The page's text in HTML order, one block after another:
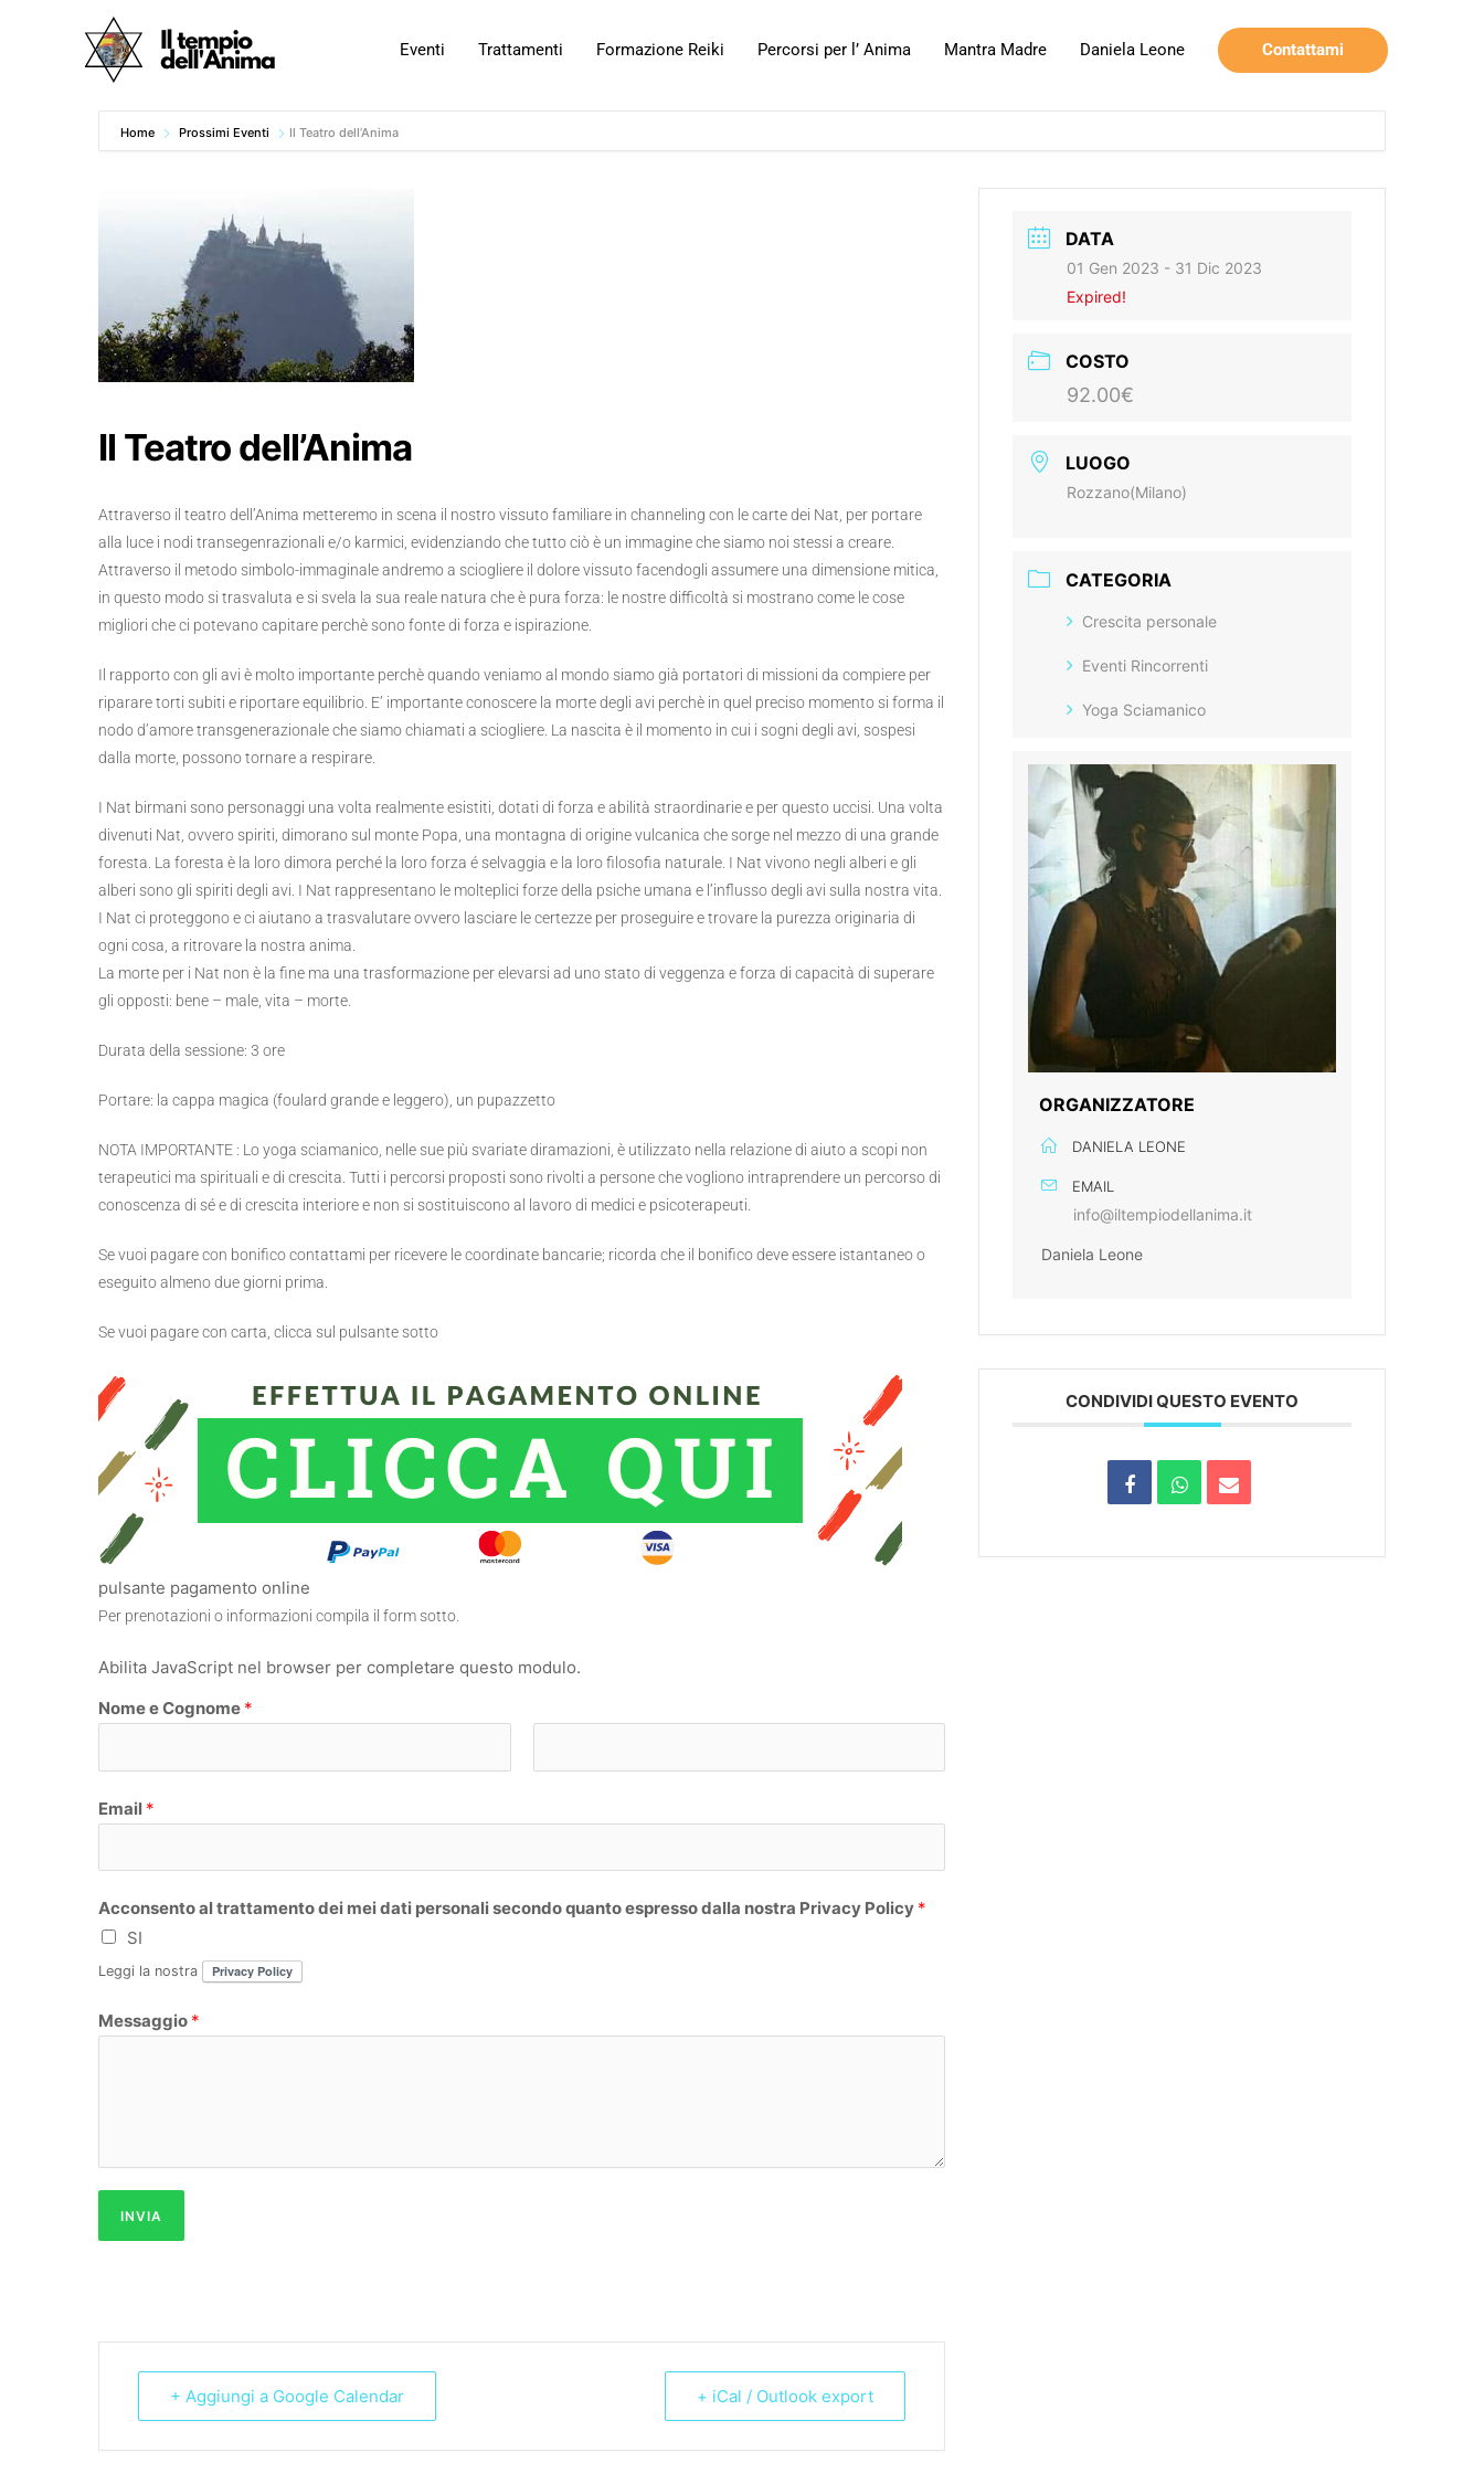
Eventi Trattamenti Formazione Reiki Percorsi per l’ Anima Mantra Madre Daniela Leone Contattami
Home Prossimi Eventi Il Teatro dell’Anima
Il Teatro dell’Anima
Attraverso il teatro dell’Anima metteremo in scena il nostro vissuto familiare in channeling con le carte dei Nat, per portare
alla luce i nodi transegenrazionali e/o karmici, evidenziando che tutto ciò è un immagine che siamo noi stessi a creare.
Attraverso il metodo simbolo-immaginale andremo a sciogliere il dolore vissuto facendogli assumere una dimensione mitica,
in questo modo si trasvaluta e si svela la sua reale natura che è pura forza: le nostre difficoltà si mostrano come le cose
migliori che ci potevano capitare perchè sono fonte di forza e ispirazione.
Il rapporto con gli avi è molto importante perchè quando veniamo al mondo siamo già portatori di missioni da compiere per
riparare torti subiti e riportare equilibrio. E’ importante conoscere la morte degli avi perchè in quel preciso momento si forma il
nodo d’amore transgenerazionale che siamo chiamati a sciogliere. La nascita è il momento in cui i sogni degli avi, sospesi
dalla morte, possono tornare a respirare.
I Nat birmani sono personaggi una volta realmente esistiti, dotati di forza e abilità straordinarie e per questo uccisi. Una volta
divenuti Nat, ovvero spiriti, dimorano sul monte Popa, una montagna di origine vulcanica che sorge nel mezzo di una grande
foresta. La foresta è la loro dimora perché la loro forza é selvaggia e la loro filosofia naturale. I Nat vivono negli alberi e gli
alberi sono gli spiriti degli avi. I Nat rappresentano le molteplici forze della psiche umana e l’influsso degli avi sulla nostra vita.
I Nat ci proteggono e ci aiutano a trasvalutare ovvero lasciare le certezze per proseguire e trovare la purezza originaria di
ogni cosa, a ritrovare la nostra anima.
La morte per i Nat non è la fine ma una trasformazione per elevarsi ad uno stato di veggenza e forza di capacità di superare
gli opposti: bene – male, vita – morte.
Durata della sessione: 3 ore
Portare: la cappa magica (foulard grande e leggero), un pupazzetto
NOTA IMPORTANTE : Lo yoga sciamanico, nelle sue più svariate diramazioni, è utilizzato nella relazione di aiuto a scopi non
terapeutici ma spirituali e di crescita. Tutti i percorsi proposti sono rivolti a persone che vogliono intraprendere un percorso di
conoscenza di sé e di crescita interiore e non si sostituiscono al lavoro di medici e psicoterapeuti.
Se vuoi pagare con bonifico contattami per ricevere le coordinate bancarie; ricorda che il bonifico deve essere istantaneo o
eseguito almeno due giorni prima.
Se vuoi pagare con carta, clicca sul pulsante sotto
pulsante pagamento online
Per prenotazioni o informazioni compila il form sotto.
Abilita JavaScript nel browser per completare questo modulo.
Nome e Cognome *
o
m
Email *
Acconsento al trattamento dei mei dati personali secondo quanto espresso dalla nostra Privacy Policy *
SI
Leggi la nostra Privacy Policy
Messaggio *
INVIA
+ Aggiungi a Google Calendar + iCal / Outlook export
DATA
01 Gen 2023 - 31 Dic 2023
Expired!
COSTO
92.00€
LUOGO
Rozzano(Milano)
CATEGORIA
Crescita personale
Eventi Rincorrenti
Yoga Sciamanico
ORGANIZZATORE
DANIELA LEONE
EMAIL
info@iltempiodellanima.it
Daniela Leone
CONDIVIDI QUESTO EVENTO